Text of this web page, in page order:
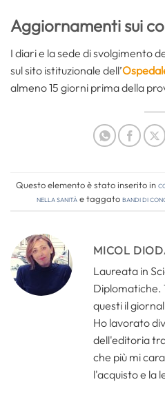
Aggiornamenti sui
I diari e la sede di svolgimento
sul sito istituzionale dell’
almeno 15 giorni prima della
Questo elemento è stato inserito in
nella sanitàe taggatobandi di
MICOL
Laureata in
Diplomatiche.
questi il
Ho lavorato
dell'editoria
che più mi
l'acquisto e la